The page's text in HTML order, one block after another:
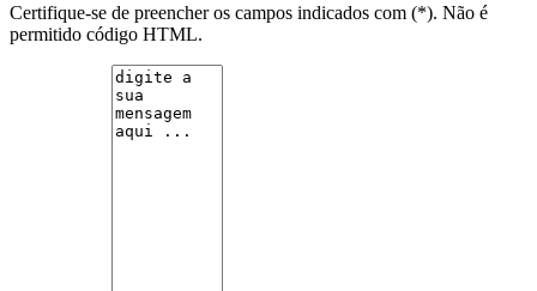
Certifique-se de preencher os campos indicados com (*). Não é
permitido código HTML.